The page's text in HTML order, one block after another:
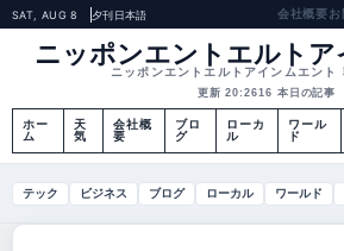
SAT, AUG 8 夕刊日本語 会社概要お
ニッポンエントエルトア
ニッポンエントエルトアインムエント
更新 20:2616 本日の記事
ホー
ム
天
気
会社概
要
ブロ
グ
ローカ
ル
ワール
ド
テック ビジネス ブログ ローカル ワールド